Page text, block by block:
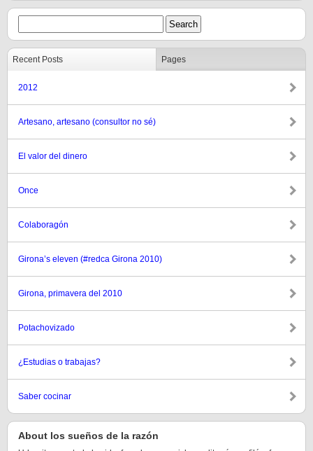
Recent Posts Pages
2012
Artesano, artesano (consultor no sé)
El valor del dinero
Once
Colaboragón
Girona’s eleven (#redca Girona 2010)
Girona, primavera del 2010
Potachovizado
¿Estudias o trabajas?
Saber cocinar
About los sueños de la razón